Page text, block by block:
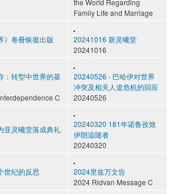
the World Regarding
Family Life and Marriage
》卷冊恢復出版
20241016 新灵曦堂
20241016
：转型中世界的基
C
20240526 - 巴哈伊对世界
冲突及相关人道危机的回应
20240526
亚灵曦堂落成典礼
20240320 181年诺鲁孜致
伊朗追随者
20240320
世纪的反思
2024里兹万文告
2024 Ridvan Message C